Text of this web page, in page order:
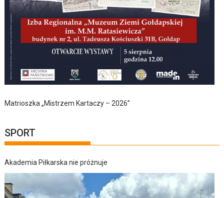
Matrioszka „Mistrzem Kartaczy – 2026”
SPORT
Akademia Piłkarska nie próżnuje